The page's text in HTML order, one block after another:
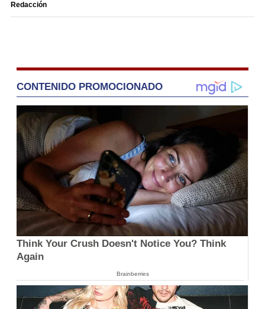
Redacción
CONTENIDO PROMOCIONADO
Think Your Crush Doesn't Notice You? Think
Again
Brainberries